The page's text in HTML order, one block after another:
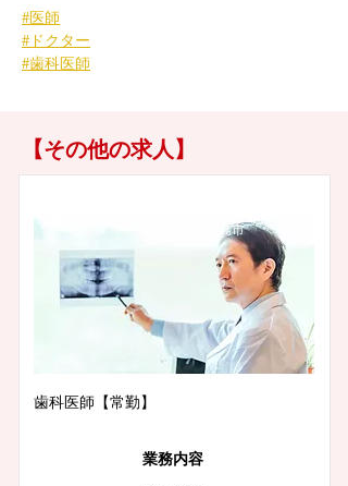
#医師
#ドクター
#歯科医師
【その他の求人】
徳島県徳島市
歯科医師【常勤】
業務内容